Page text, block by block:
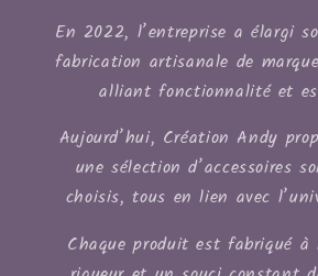
En 2022, l’entreprise a élargi
fabrication artisanale de
alliant fonctionnalité et
Aujourd’hui, Création Andy
une sélection d’accessoires
choisis, tous en lien avec
Chaque produit est fabriqué